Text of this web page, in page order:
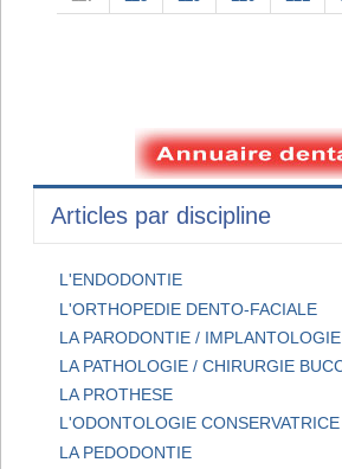
Articles par discipline
L'ENDODONTIE
L'ORTHOPEDIE DENTO-FACIALE
LA PARODONTIE / IMPLANTOLOGIE
LA PATHOLOGIE / CHIRURGIE
LA PROTHESE
L'ODONTOLOGIE CONSERVATRICE
LA PEDODONTIE